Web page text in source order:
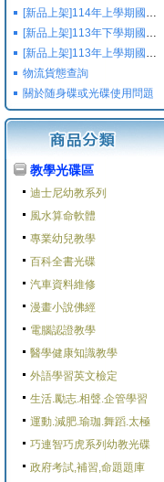
[新品上架]114年上學期國小國中高中命題光碟,校用卷,習作
[新品上架]113年下學期國小國中高中命題光碟,校用卷,習作
[新品上架]113年上學期國小國中高中命題光碟,校用卷,習作
物流貨態查詢
關於随身碟或光碟使用問題
教學光碟區
迪士尼幼教系列
風水算命軟體
專業幼兒教學
百科全書光碟
汽車資料維修
漫畫小說佛經
電腦認證教學
醫學健康知識教學
外語學習英文檢定
生活.勵志.相聲.企管學習
運動.減肥.瑜珈.舞蹈.太極
巧連智巧虎系列幼教光碟
政府考試,補習,命題題庫